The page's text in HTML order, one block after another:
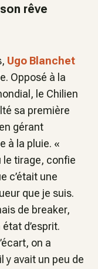
rêve
Ugo Blanchet
Opposé à la
le Chilien
sa première
gérant
à la pluie. «
le tirage, confie
c’était une
que je suis.
de breaker,
d’esprit.
on a
y avait un peu de